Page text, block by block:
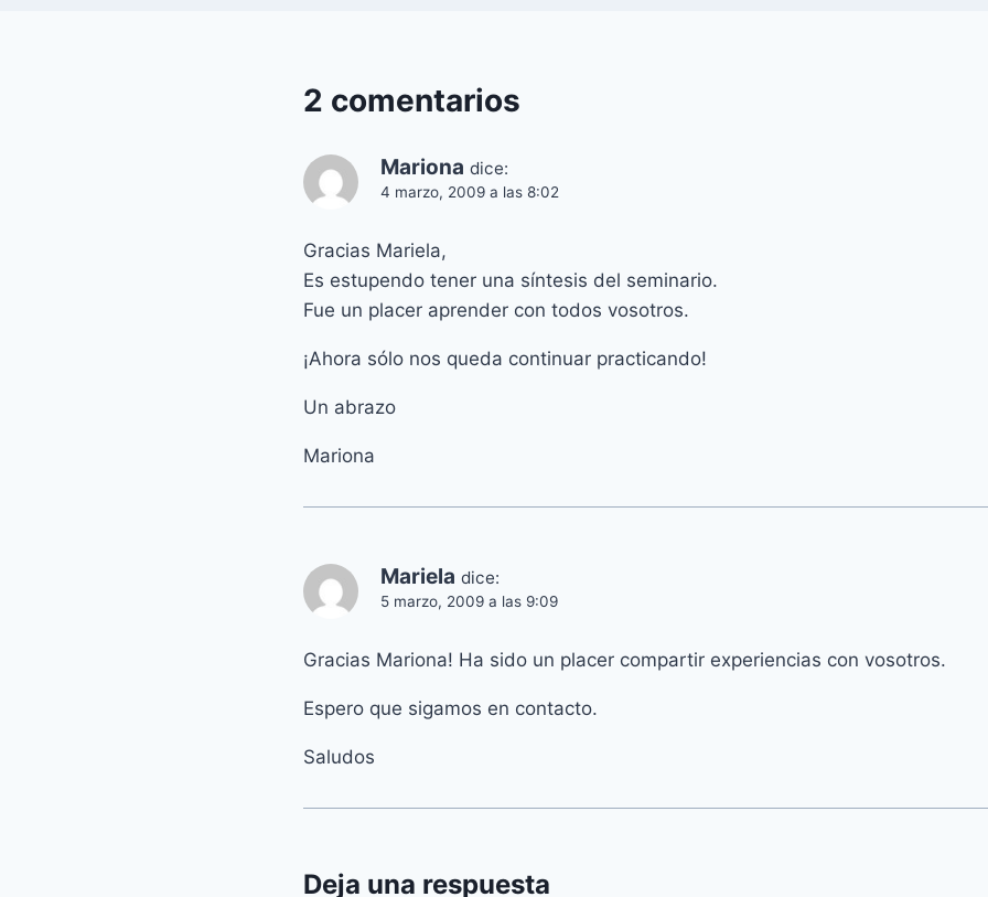
2 comentarios
Mariona dice:
4 marzo, 2009 a las 8:02
Gracias Mariela,
Es estupendo tener una síntesis del seminario.
Fue un placer aprender con todos vosotros.
¡Ahora sólo nos queda continuar practicando!
Un abrazo
Mariona
Mariela dice:
5 marzo, 2009 a las 9:09
Gracias Mariona! Ha sido un placer compartir experiencias con vosotros.
Espero que sigamos en contacto.
Saludos
Deja una respuesta